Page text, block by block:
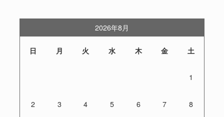
2026年8月
日 月 火 水 木 金 土
1
2 3 4 5 6 7 8